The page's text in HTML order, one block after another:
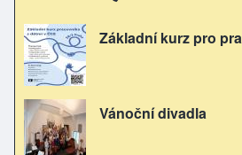
Základní kurz pro
Vánoční divadla